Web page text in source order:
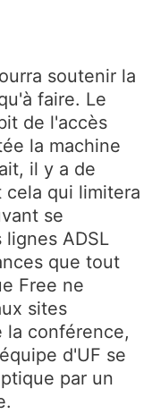
soutenir la
faire. Le
de l'accès
la machine
il y a de
cela qui limitera
se
ADSL
que tout
Free ne
sites
la conférence,
d'UF se
par un